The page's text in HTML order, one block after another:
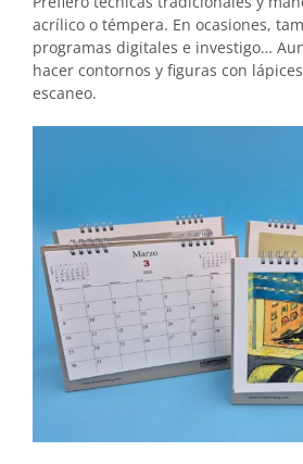
acrílico o témpera. En ocasiones,
programas digitales e investigo…
hacer contornos y figuras con
escaneo.